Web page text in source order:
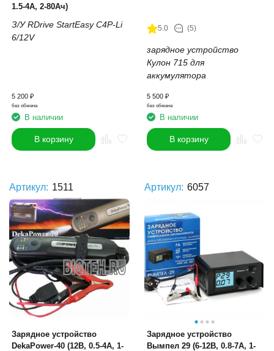
1.5-4А, 2-80Ач)
З/У RDrive StartEasy C4P-Li
6/12V
5 200 ₽
без обмена
В наличии
В корзину
5.0 (5)
зарядное устройство
Кулон 715 для
аккумулятора
5 500 ₽
без обмена
В наличии
В корзину
Артикул: 1511
Зарядное устройство
DekaPower-40 (12В, 0.5-4А, 1-
Артикул: 6057
Зарядное устройство
Вымпел 29 (6-12В, 0.8-7А, 1-